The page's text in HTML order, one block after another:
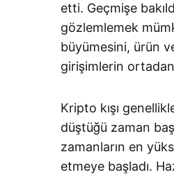
etti. Geçmişe
gözlemlemek
büyümesini, ürün
girişimlerin
Kripto kışı
düştüğü zaman
zamanların en
etmeye başladı.